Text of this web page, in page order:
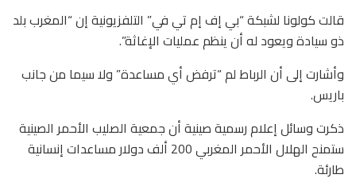
قالت كولونا لشبكة “بي إف إم تي في” التلفزيونية إن “المغرب بلد
ذو سيادة ويعود له أن ينظم عمليات الإغاثة”.
وأشارت إلى أن الرباط لم “ترفض أي مساعدة” ولا سيما من جانب
باريس.
ذكرت وسائل إعلام رسمية صينية أن جمعية الصليب الأحمر الصينية
ستمنح الهلال الأحمر المغربي 200 ألف دولار مساعدات إنسانية
طارئة.